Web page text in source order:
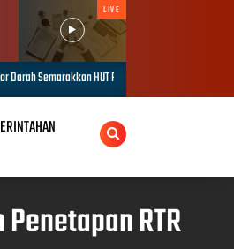
LIVE
81 di PTPN IV Regional IV
RTR